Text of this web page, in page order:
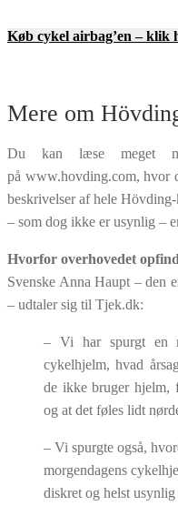
Køb cykel airbag’en – klik
Mere om
Du kan læse meget
på www.hovding.com, hvor
beskrivelser af hele
– som dog ikke er usynlig –
Hvorfor overhovedet
Svenske Anna Haupt – den
– udtaler sig til Tjek.dk:
– Vi har spurgt en
cykelhjelm, hvad
de ikke bruger hjelm,
og at det føles lidt
– Vi spurgte også,
morgendagens
diskret og helst